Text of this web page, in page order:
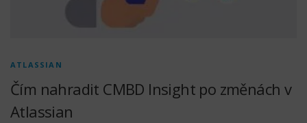
ATLASSIAN
Čím nahradit CMBD Insight po změnách v
Atlassian